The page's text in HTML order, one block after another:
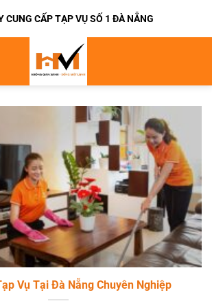
CUNG CẤP TẠP VỤ SỐ 1 ĐÀ NẴNG
Vụ Tại Đà Nẵng Chuyên Nghiệp